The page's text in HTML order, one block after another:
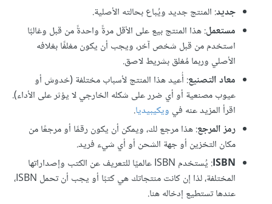
جديد: المنتج جديد ويُباع بحالته الأصلية.
مستعمل: هذا المنتج بيع على الأقل مرةً واحدةً من قبل وغالبًا
استخدم من قبل شخص آخر، ويجب أن يكون مغلفًا بغلافه
الأصلي وربما مُغلق بشريط لاصق.
معاد التصنيع: أُعيد هذا المنتج لأسباب مختلفة (خدوش أو
عيوب مصنعية أو أي ضرر على شكله الخارجي لا يؤثر على الأداء).
اقرأ المزيد عنه في ويكيبيديا.
رمز المرجع: هذا مرجع لك، ويمكن أن يكون رقمًا أو مرجعًا من
مكان التخزين أو جهة الشحن أو أي شيء فريد.
ISBN
: يُستخدم ISBN عالميًا للتعريف عن الكتب وإصداراتها
المختلفة، لذا إن كانت منتجاتك هي كتبًا أو يجب أن تحمل ISBN،
عندها تستطيع إدخاله هنا.